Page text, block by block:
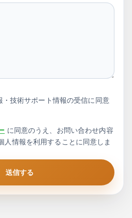
・技術サポート情報の受信に同意
に同意のうえ、お問い合わせ内容
人情報を利用することに同意しま
送信する